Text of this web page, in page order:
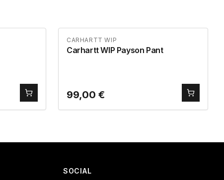
CARHARTT WIP
Carhartt WIP Payson Pant
99,00 €
SOCIAL